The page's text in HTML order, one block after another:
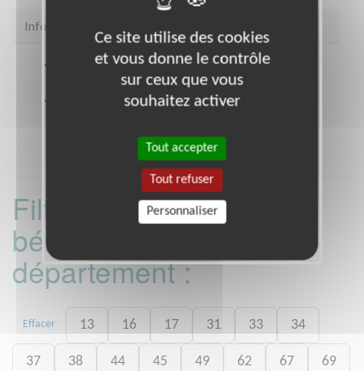
Infos pratiques
Coordonnées18, avenue de la Porte Brunet 30,
boulevard d'Algérie PARIS 19 (75019)
Heures d'ouverture
Filtrer les missions
bénévoles par
département :
Effacer 13 16 17 31 33 34
37 38 44 45 49 62 67 69
Ce site utilise des cookies
et vous donne le contrôle
sur ceux que vous
souhaitez activer
Tout accepter
Tout refuser
Personnaliser